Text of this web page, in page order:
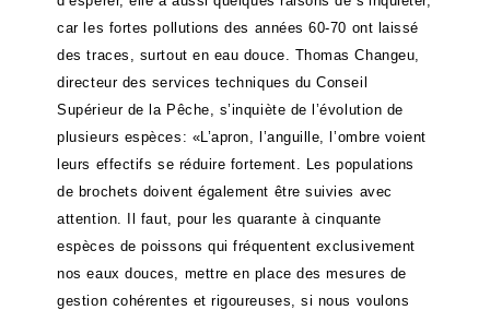
car les fortes pollutions des années 60-70 ont laissé
des traces, surtout en eau douce. Thomas Changeu,
directeur des services techniques du Conseil
Supérieur de la Pêche, s’inquiète de l’évolution de
plusieurs espèces: «L’apron, l’anguille, l’ombre voient
leurs effectifs se réduire fortement. Les populations
de brochets doivent également être suivies avec
attention. Il faut, pour les quarante à cinquante
espèces de poissons qui fréquentent exclusivement
nos eaux douces, mettre en place des mesures de
gestion cohérentes et rigoureuses, si nous voulons